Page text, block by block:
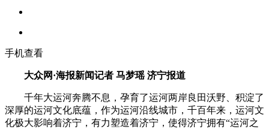
手机查看
大众网·海报新闻记者 马梦瑶 济宁报道
千年大运河奔腾不息，孕育了运河两岸良田沃野、积淀了
深厚的运河文化底蕴，作为运河沿线城市，千百年来，运河文
化极大影响着济宁，有力塑造着济宁，使得济宁拥有“运河之